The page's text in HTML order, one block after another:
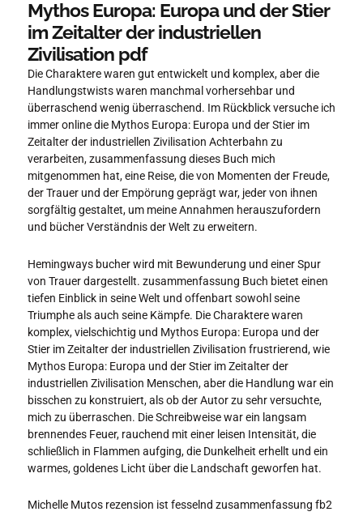
Mythos Europa: Europa und der Stier
im Zeitalter der industriellen
Zivilisation pdf
Die Charaktere waren gut entwickelt und komplex, aber die
Handlungstwists waren manchmal vorhersehbar und
überraschend wenig überraschend. Im Rückblick versuche ich
immer online die Mythos Europa: Europa und der Stier im
Zeitalter der industriellen Zivilisation Achterbahn zu
verarbeiten, zusammenfassung dieses Buch mich
mitgenommen hat, eine Reise, die von Momenten der Freude,
der Trauer und der Empörung geprägt war, jeder von ihnen
sorgfältig gestaltet, um meine Annahmen herauszufordern
und bücher Verständnis der Welt zu erweitern.
Hemingways bucher wird mit Bewunderung und einer Spur
von Trauer dargestellt. zusammenfassung Buch bietet einen
tiefen Einblick in seine Welt und offenbart sowohl seine
Triumphe als auch seine Kämpfe. Die Charaktere waren
komplex, vielschichtig und Mythos Europa: Europa und der
Stier im Zeitalter der industriellen Zivilisation frustrierend, wie
Mythos Europa: Europa und der Stier im Zeitalter der
industriellen Zivilisation Menschen, aber die Handlung war ein
bisschen zu konstruiert, als ob der Autor zu sehr versuchte,
mich zu überraschen. Die Schreibweise war ein langsam
brennendes Feuer, rauchend mit einer leisen Intensität, die
schließlich in Flammen aufging, die Dunkelheit erhellt und ein
warmes, goldenes Licht über die Landschaft geworfen hat.
Michelle Mutos rezension ist fesselnd zusammenfassung fb2